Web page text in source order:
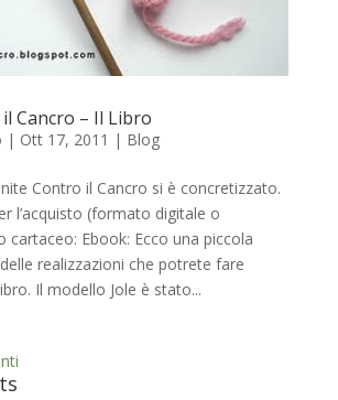
Cancro – Il Libro
| Ott 17, 2011 | Blog
Contro il Cancro si è concretizzato.
l’acquisto (formato digitale o
cartaceo: Ebook: Ecco una piccola
realizzazioni che potrete fare
Il modello Jole è stato...